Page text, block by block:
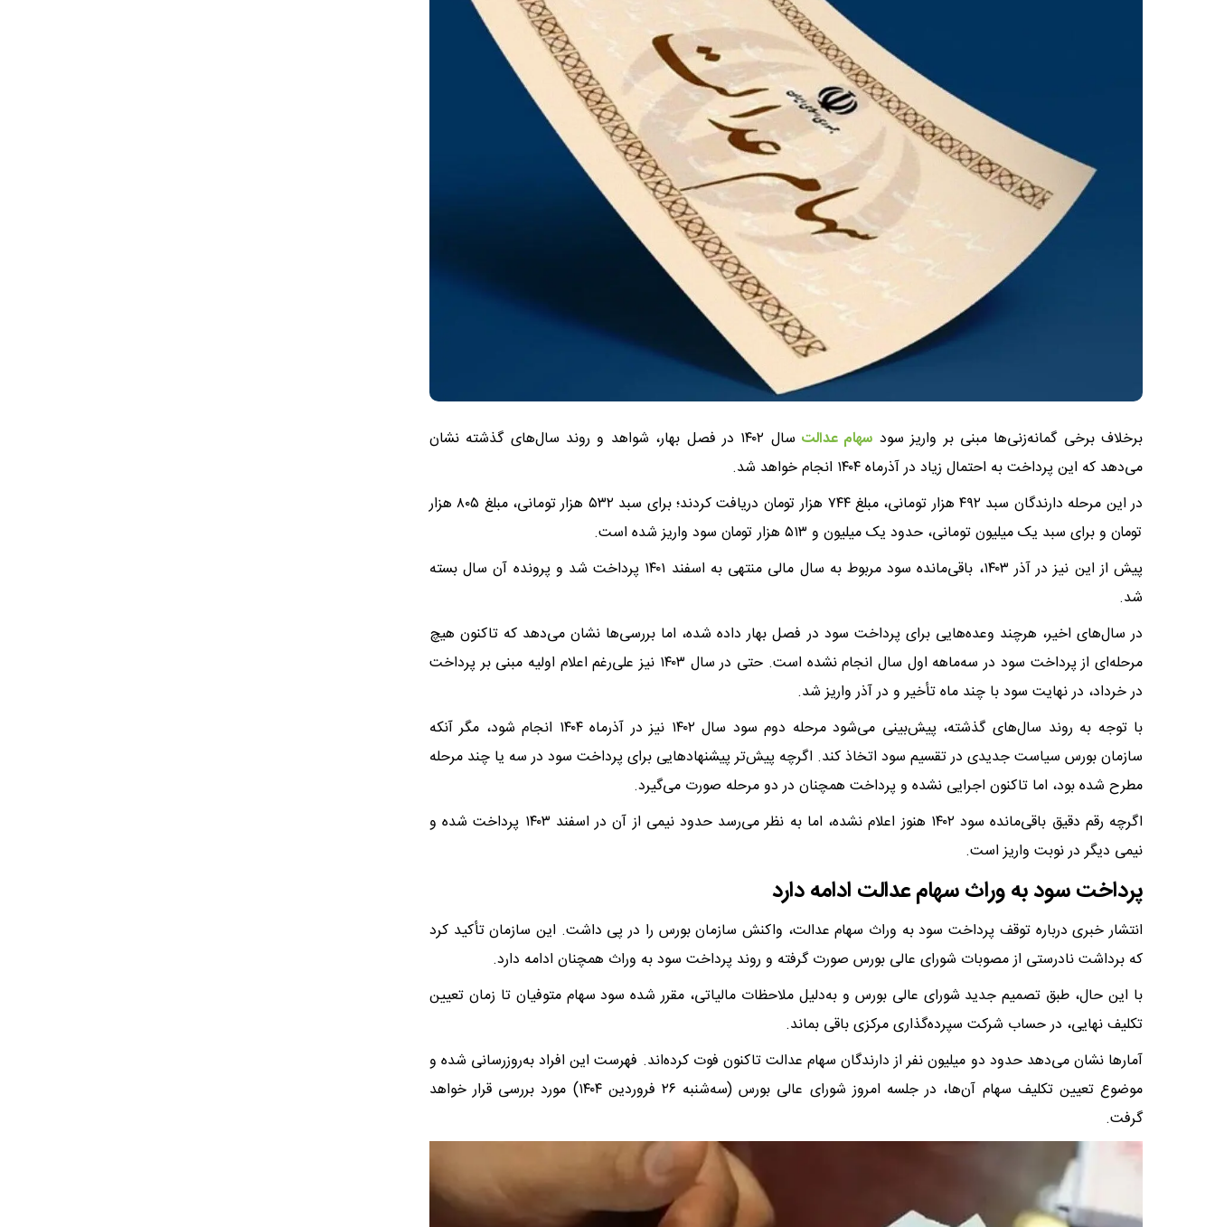
برخلاف برخی گمانه‌زنی‌ها مبنی بر واریز سود سهام عدالت
سال ۱۴۰۲ در فصل بهار، شواهد و روند سال‌های گذشته نشان
می‌دهد که این پرداخت به احتمال زیاد در آذرماه ۱۴۰۴ انجام خواهد شد.
در این مرحله دارندگان سبد ۴۹۲ هزار تومانی، مبلغ ۷۴۴ هزار تومان دریافت کردند؛ برای سبد ۵۳۲ هزار تومانی، مبلغ ۸۰۵ هزار
تومان و برای سبد یک میلیون تومانی، حدود یک میلیون و ۵۱۳ هزار تومان سود واریز شده است.
پیش از این نیز در آذر ۱۴۰۳، باقی‌مانده سود مربوط به سال مالی منتهی به اسفند ۱۴۰۱ پرداخت شد و پرونده آن سال بسته
شد.
در سال‌های اخیر، هرچند وعده‌هایی برای پرداخت سود در فصل بهار داده شده، اما بررسی‌ها نشان می‌دهد که تاکنون هیچ
مرحله‌ای از پرداخت سود در سه‌ماهه اول سال انجام نشده است. حتی در سال ۱۴۰۳ نیز علی‌رغم اعلام اولیه مبنی بر پرداخت
در خرداد، در نهایت سود با چند ماه تأخیر و در آذر واریز شد.
با توجه به روند سال‌های گذشته، پیش‌بینی می‌شود مرحله دوم سود سال ۱۴۰۲ نیز در آذرماه ۱۴۰۴ انجام شود، مگر آنکه
سازمان بورس سیاست جدیدی در تقسیم سود اتخاذ کند. اگرچه پیش‌تر پیشنهادهایی برای پرداخت سود در سه یا چند مرحله
مطرح شده بود، اما تاکنون اجرایی نشده و پرداخت همچنان در دو مرحله صورت می‌گیرد.
اگرچه رقم دقیق باقی‌مانده سود ۱۴۰۲ هنوز اعلام نشده، اما به نظر می‌رسد حدود نیمی از آن در اسفند ۱۴۰۳ پرداخت شده و
نیمی دیگر در نوبت واریز است.
پرداخت سود به وراث سهام عدالت ادامه دارد
انتشار خبری درباره توقف پرداخت سود به وراث سهام عدالت، واکنش سازمان بورس را در پی داشت. این سازمان تأکید کرد
که برداشت نادرستی از مصوبات شورای عالی بورس صورت گرفته و روند پرداخت سود به وراث همچنان ادامه دارد.
با این حال، طبق تصمیم جدید شورای عالی بورس و به‌دلیل ملاحظات مالیاتی، مقرر شده سود سهام متوفیان تا زمان تعیین
تکلیف نهایی، در حساب شرکت سپرده‌گذاری مرکزی باقی بماند.
آمارها نشان می‌دهد حدود دو میلیون نفر از دارندگان سهام عدالت تاکنون فوت کرده‌اند. فهرست این افراد به‌روزرسانی شده و
موضوع تعیین تکلیف سهام آن‌ها، در جلسه امروز شورای عالی بورس (سه‌شنبه ۲۶ فروردین ۱۴۰۴) مورد بررسی قرار خواهد
گرفت.